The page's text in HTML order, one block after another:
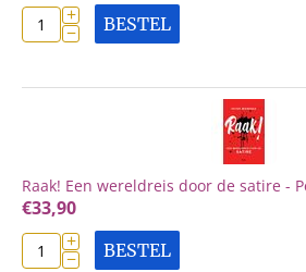
+
− BESTEL
Raak! Een wereldreis door de satire -
€33,90
+
− BESTEL